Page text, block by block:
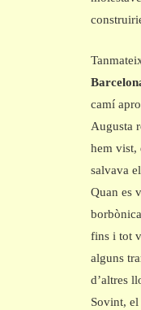
camí
Augusta
hem vist,
salvava
Quan es
fins i tot
alguns
d’altres
Sovint,